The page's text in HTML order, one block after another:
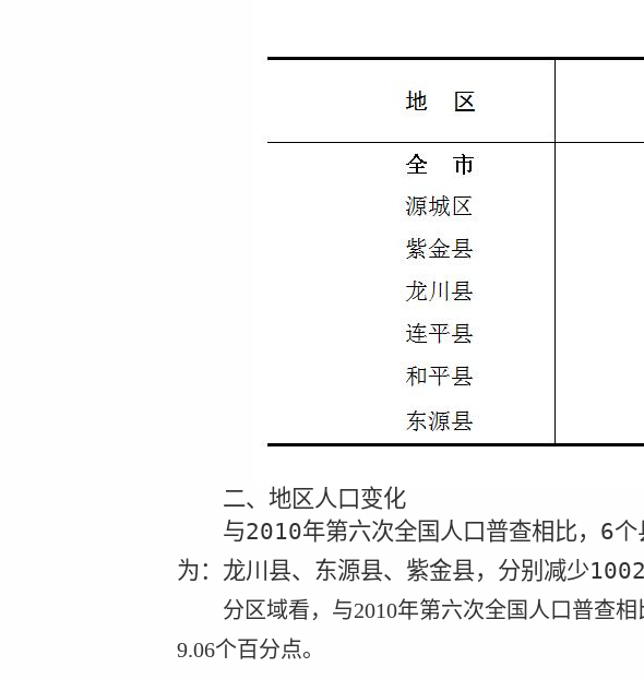
二、地区人口变化
与2010年第六次全国人口普查相比， 6个
为：龙川县、东源县、紫金县，分别减少
分区域看，与2010年第六次全国人口普查
9.06个百分点。